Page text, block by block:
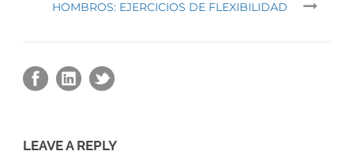
HOMBROS: EJERCICIOS DE FLEXIBILIDAD
LEAVE A REPLY